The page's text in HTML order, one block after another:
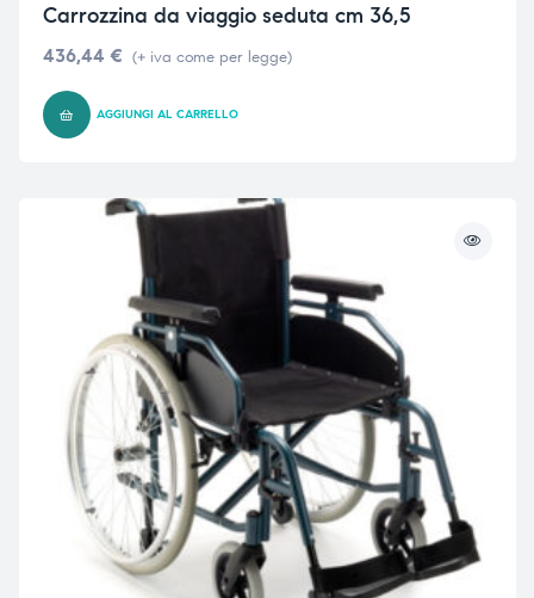
Carrozzina da viaggio seduta cm 36,5
436,44 € (+ iva come per legge)
AGGIUNGI AL CARRELLO